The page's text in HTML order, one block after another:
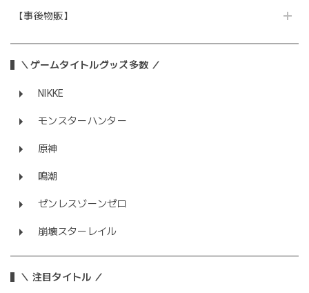
【事後物販】
＼ゲームタイトルグッズ多数 ／
NIKKE
モンスターハンター
原神
鳴潮
ゼンレスゾーンゼロ
崩壊スターレイル
＼ 注目タイトル ／